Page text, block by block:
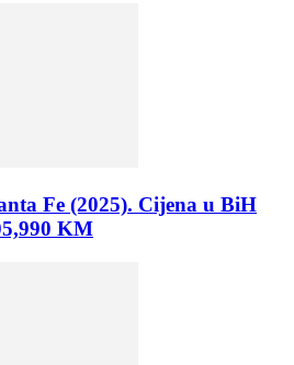
Fe (2025). Cijena u BiH
KM